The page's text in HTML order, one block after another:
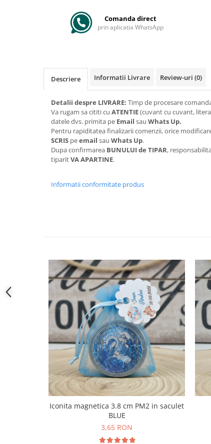
Comanda direct
prin aplicatia WhatsApp
Descriere Informatii Livrare Review-uri (0)
Detalii despre LIVRARE: Timp de procesare
Va rugam sa cititi cu ATENTIE(cuvant cu cuvant,
datele dvs. primita pe Email sau Whats Up.
Pentru rapiditatea finalizarii comenzii, orice
SCRIS peemail sau Whats Up.
Dupa confirmarea BUNULUI de TIPAR,
tiparitVA APARTINE.
Informatii conformitate produs
Iconita magnetica 3.8 cm PM2 in saculet
BLUE
3,65 RON